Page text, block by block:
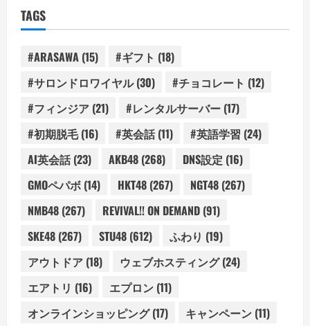
TAGS
#ARASAWA (15) #ギフト (18)
#サロンドロワイヤル(30) #チョコレート (12)
#フィンジア (21) #レンタルサーバー (17)
#初期脱毛(16) #英会話(11) #英語学習 (24)
AI英会話(23) AKB48 (268) DNS設定 (16)
GMOペパボ (14) HKT48 (267) NGT48 (267)
NMB48 (267) REVIVAL!! ON DEMAND (91)
SKE48 (267) STU48 (612) ふわり (19)
アウトドア (18) ウェブホスティング(24)
エアトリ (16) エプロン (11)
オンラインショッピング(17) キャンペーン (11)